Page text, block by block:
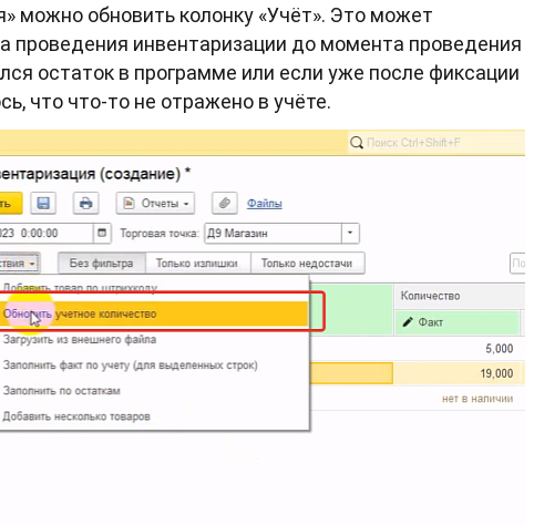
можно обновить колонку «Учёт». Это может
проведения инвентаризации до момента проведения
остаток в программе или если уже после фиксации
что что-то не отражено в учёте.